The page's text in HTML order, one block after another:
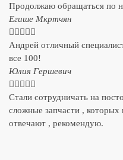
Продолжаю обращаться по
​Егише Мкртчян
    
Андрей отличный
все 100!
​Юлия Гершевич
    
Стали сотрудничать на
сложные запчасти ,
отвечают , рекомендую.